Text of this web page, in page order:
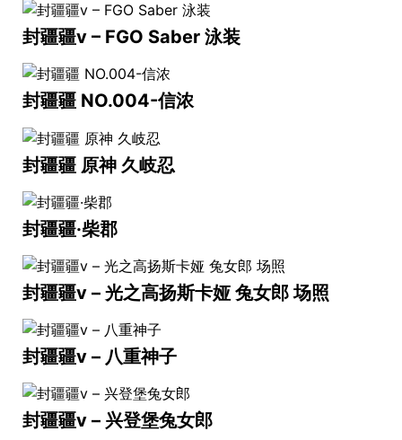
封疆疆v – FGO Saber 泳装
封疆疆 NO.004-信浓
封疆疆 原神 久岐忍
封疆疆·柴郡
封疆疆v – 光之高扬斯卡娅 兔女郎 场照
封疆疆v – 八重神子
封疆疆v – 兴登堡兔女郎